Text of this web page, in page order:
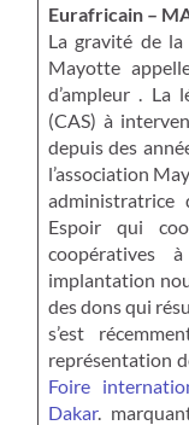
Eurafricain –
La gravité de
Mayotte
d’ampleur . La
(CAS) à
depuis des
l’association
administratrice
Espoir qui
coopératives
implantation
des dons qui
s’est
représentation
Foire
Dakar.